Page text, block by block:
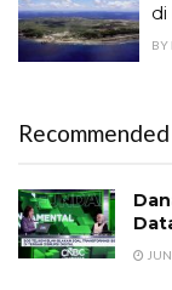
di
BY